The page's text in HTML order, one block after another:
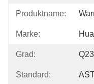
Produktname:
Marke:
Grad:
Standard: